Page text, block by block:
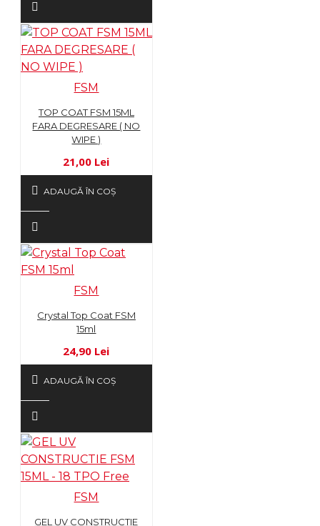
FSM
TOP COAT FSM 15ML
FARA DEGRESARE ( NO
WIPE )
21,00 Lei
ADAUGĂ ÎN COŞ
FSM
Crystal Top Coat FSM
15ml
24,90 Lei
ADAUGĂ ÎN COŞ
FSM
GEL UV CONSTRUCTIE